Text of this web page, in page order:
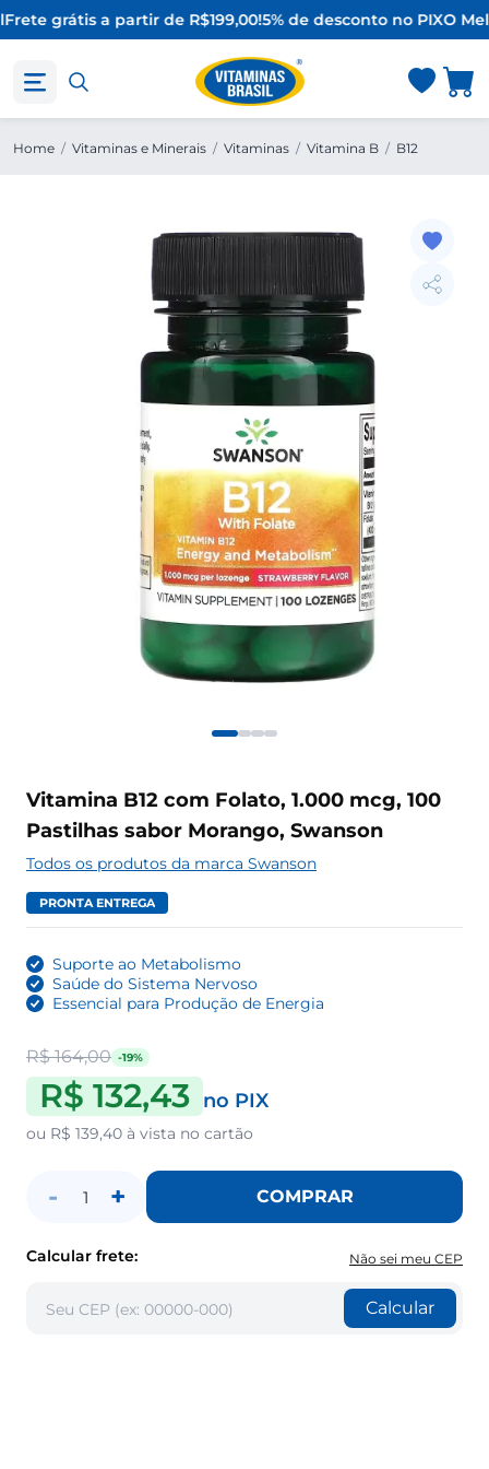
grátis a partir de R$199,00!5% de desconto no PIXO
Home / Vitaminas e Minerais / Vitaminas / Vitamina B / B12
Vitamina B12 com Folato, 1.000 mcg, 100
Pastilhas sabor Morango, Swanson
Todos os produtos da marca Swanson
PRONTA ENTREGA
Suporte ao Metabolismo
Saúde do Sistema Nervoso
Essencial para Produção de Energia
R$ 164,00 -19%
R$ 132,43 no PIX
ou R$ 139,40 à vista no cartão
- 1 + COMPRAR
Calcular frete: Não sei meu CEP
Calcular